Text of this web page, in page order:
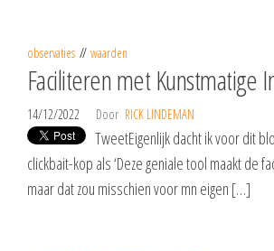
observaties waarden
Faciliteren met Kunstmatige
14/12/2022 Door RICK LINDEMAN
TweetEigenlijk dacht ik voor dit
clickbait-kop als ‘Deze geniale tool maakt de
maar dat zou misschien voor mn eigen […]